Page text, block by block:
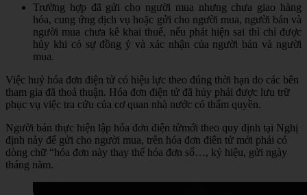
Trường hợp đã gửi cho người mua nhưng chưa giao hàng
hóa, cung ứng dịch vụ hoặc gửi cho người mua, người bán và
người mua chưa kê khai thuế, nếu phát hiện sai thì chỉ được
hủy khi có sự đồng ý và xác nhận của người bán và người
mua.
Việc huỷ hóa đơn điện tử có hiệu lực theo đúng thời hạn do các bên
tham gia đã thoả thuận. Hóa đơn điện tử đã hủy phải được lưu trữ
phục vụ việc tra cứu của cơ quan nhà nước có thẩm quyền.
Người bán thực hiện lập hóa đơn điện tửmới theo quy định tại Nghị
định này để gửi cho người mua, trên hóa đơn điên tử mới phải có
dòng chữ “hóa đơn này thay thế hóa đơn số…, ký hiệu, gửi ngày
tháng năm.